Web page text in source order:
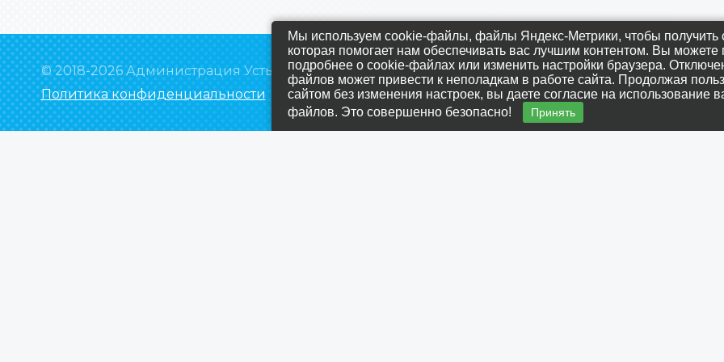
© 2018-2026 Администрация Усть-Заостровского сельского поселения Омского муниципального
Политика конфиденциальности
Мы используем cookie-файлы, файлы Яндекс-Метрики, чтобы получить
которая помогает нам обеспечивать вас лучшим контентом. Вы можете
подробнее о cookie-файлах или изменить настройки браузера.
файлов может привести к неполадкам в работе сайта. Продолжая
сайтом без изменения настроек, вы даете согласие на использование
файлов. Это совершенно безопасно!
Принять